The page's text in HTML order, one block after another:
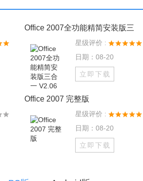
Office 2007全功能精简安装版三
星级评价 :
日期：08-20
立即下载
Office 2007 完整版
星级评价 :
日期：08-20
立即下载